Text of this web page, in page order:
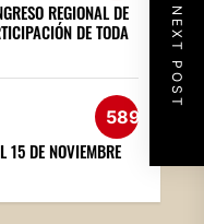
NEXT POST
REGIONAL DE
DE TODA
589
15 DE NOVIEMBRE